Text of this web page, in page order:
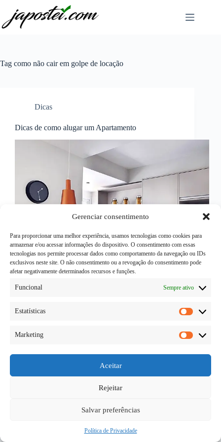
Gerenciar consentimento
Para proporcionar uma melhor experiência, usamos tecnologias como cookies para
armazenar e/ou acessar informações do dispositivo. O consentimento com essas
tecnologias nos permite processar dados como comportamento da navegação ou IDs
exclusivos neste site. O não consentimento ou a revogação do consentimento pode
afetar negativamente determinados recursos e funções.
Funcional Sempre ativo
Estatísticas
Marketing
Aceitar
Rejeitar
Salvar preferências
Política de Privacidade
conteúdo
Tag como não cair em golpe de locação
Dicas
Dicas de como alugar um Apartamento
Hoje você vai aprender a observar os 7 itens antes de
melhores e aquele que encaixa no seu padrão de
escolha, fique atento as dicas. Sabemos que para
Copyright © 2026 - todos os direitos reservados.